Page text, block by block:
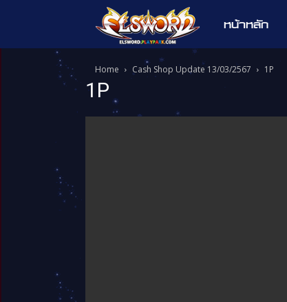
Elsword
หน้าหลัก
Home Cash Shop Update 13/03/2567 1P
1P